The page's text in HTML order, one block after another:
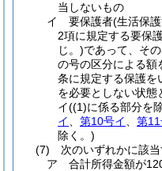
当しないもの
イ
要保護者(生活保
2項に規定する要保
じ。)であって、そ
の号の区分による額
条に規定する保護を
を必要としない状態
イ((1)に係る部分を
イ
第10号イ 第11
除く。)
(7)
次のいずれかに該
ア
合計所得金額が